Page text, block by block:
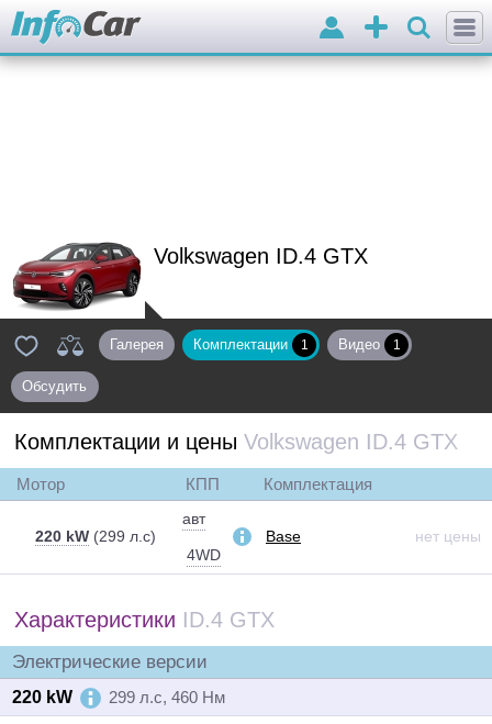
Добавить
объявление
Войти
Volkswagen ID.4 GTX
Галерея Комплектации 1 Видео 1
Обсудить
Комплектации и цены Volkswagen ID.4 GTX
Мотор КПП Комплектация
220 kW (299 л.с)
авт
4WD
Base нет цены
Характеристики ID.4 GTX
Электрические версии
220 kW 299 л.с, 460 Нм